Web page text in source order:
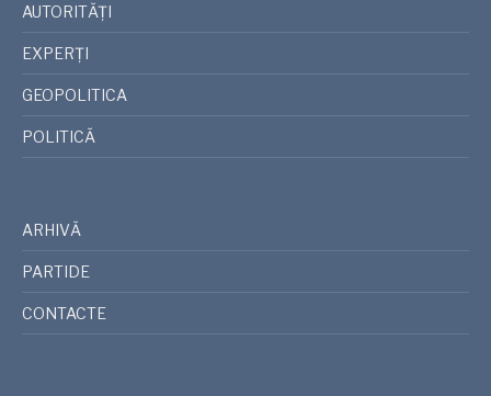
AUTORITĂȚI
EXPERȚI
GEOPOLITICA
POLITICĂ
ARHIVĂ
PARTIDE
CONTACTE